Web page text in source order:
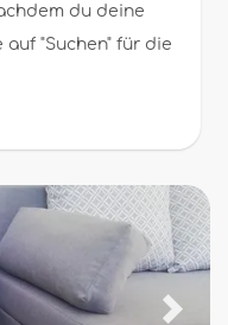
du deine
"Suchen" für die
Next